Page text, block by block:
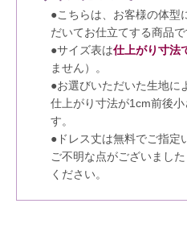
●こちらは、お客様の体型
だいてお仕立てする商品で
●サイズ表は仕上がり寸法
ません）。
●お選びいただいた生地に
仕上がり寸法が1cm前後
す。
●ドレス丈は無料でご指定
ご不明な点がございまし
ください。